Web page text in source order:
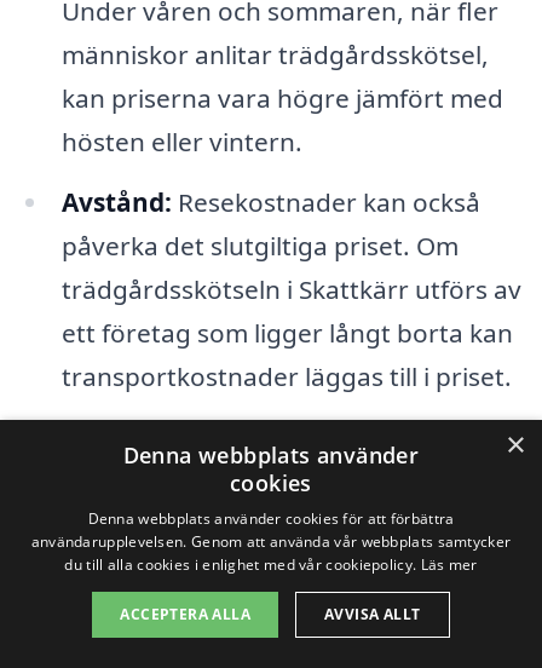
Under våren och sommaren, när fler
människor anlitar trädgårdsskötsel,
kan priserna vara högre jämfört med
hösten eller vintern.
Avstånd: Resekostnader kan också
påverka det slutgiltiga priset. Om
trädgårdsskötseln i Skattkärr utförs av
ett företag som ligger långt borta kan
transportkostnader läggas till i priset.
För att få ett korrekt prisförslag är det en
god idé att kontakta flera olika företag
som erbjuder trädgårdsskötsel i Skattkärr.
Genom att göra detta kan du få en bättre
uppfattning om marknadspriserna och få
×
Denna webbplats använder
cookies
Denna webbplats använder cookies för att förbättra
användarupplevelsen. Genom att använda vår webbplats samtycker
du till alla cookies i enlighet med vår cookiepolicy. Läs mer
ACCEPTERA ALLA AVVISA ALLT